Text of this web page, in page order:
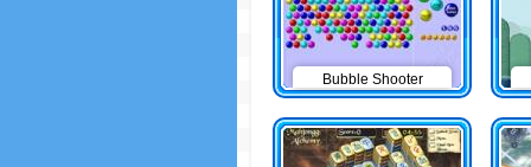
Bubble Shooter